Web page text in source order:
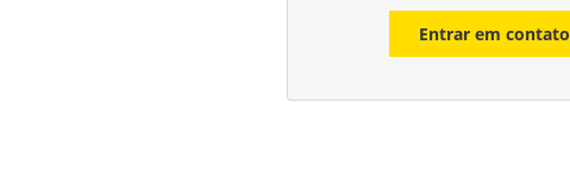
Entrar em contato